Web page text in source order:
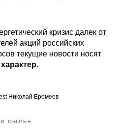
кризис далек от
акций российских
текущие новости носят
.
Николай Еремеев
СЫРЬЕ